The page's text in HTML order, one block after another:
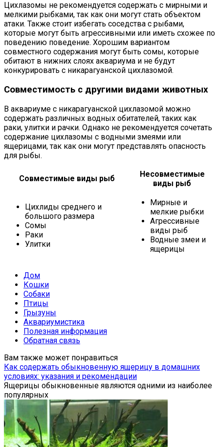
Цихлазомы не рекомендуется содержать с мирными и
мелкими рыбками, так как они могут стать объектом
атаки. Также стоит избегать соседства с рыбами,
которые могут быть агрессивными или иметь схожее по
поведению поведение. Хорошим вариантом
совместного содержания могут быть сомы, которые
обитают в нижних слоях аквариума и не будут
конкурировать с никарагуанской цихлазомой.
Совместимость с другими видами животных
В аквариуме с никарагуанской цихлазомой можно
содержать различных водных обитателей, таких как
раки, улитки и рачки. Однако не рекомендуется сочетать
содержание цихлазомы с водными змеями или
ящерицами, так как они могут представлять опасность
для рыбы.
Совместимые виды рыб
Несовместимые
виды рыб
Цихлиды среднего и
большого размера
Сомы
Раки
Улитки
Мирные и
мелкие рыбки
Агрессивные
виды рыб
Водные змеи и
ящерицы
Дом
Кошки
Собаки
Птицы
Грызуны
Аквариумистика
Полезная информация
Обратная связь
Вам также может понравиться
Как содержать обыкновенную ящерицу в домашних
условиях: указания и рекомендации
Ящерицы обыкновенные являются одними из наиболее
популярных